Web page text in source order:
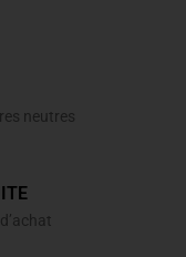
neutres